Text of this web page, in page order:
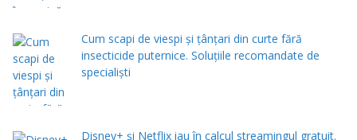
Cum scapi de viespi și țânțari din curte fără
insecticide puternice. Soluțiile recomandate de
specialiști
Disney+ și Netflix iau în calcul streamingul gratuit.